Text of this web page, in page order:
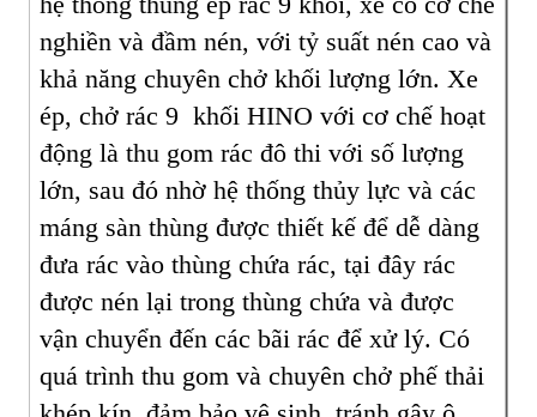
nghiền và đầm nén, với tỷ suất nén cao và
khả năng chuyên chở khối lượng lớn. Xe
ép, chở rác 9 khối HINO với cơ chế hoạt
động là thu gom rác đô thi với số lượng
lớn, sau đó nhờ hệ thống thủy lực và các
máng sàn thùng được thiết kế để dễ dàng
đưa rác vào thùng chứa rác, tại đây rác
được nén lại trong thùng chứa và được
vận chuyển đến các bãi rác để xử lý. Có
quá trình thu gom và chuyên chở phế thải